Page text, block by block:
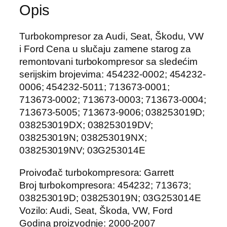
Opis
Turbokompresor za Audi, Seat, Škodu, VW
i Ford Cena u slučaju zamene starog za
remontovani turbokompresor sa sledećim
serijskim brojevima: 454232-0002; 454232-
0006; 454232-5011; 713673-0001;
713673-0002; 713673-0003; 713673-0004;
713673-5005; 713673-9006; 038253019D;
038253019DX; 038253019DV;
038253019N; 038253019NX;
038253019NV; 03G253014E
Proivođač turbokompresora: Garrett
Broj turbokompresora: 454232; 713673;
038253019D; 038253019N; 03G253014E
Vozilo: Audi, Seat, Škoda, VW, Ford
Godina proizvodnje: 2000-2007